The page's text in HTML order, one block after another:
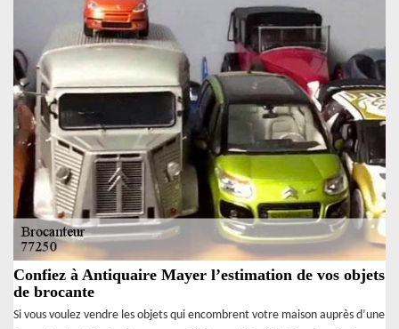
Confiez à Antiquaire Mayer l’estimation de vos objets
de brocante
Si vous voulez vendre les objets qui encombrent votre maison auprès d’une